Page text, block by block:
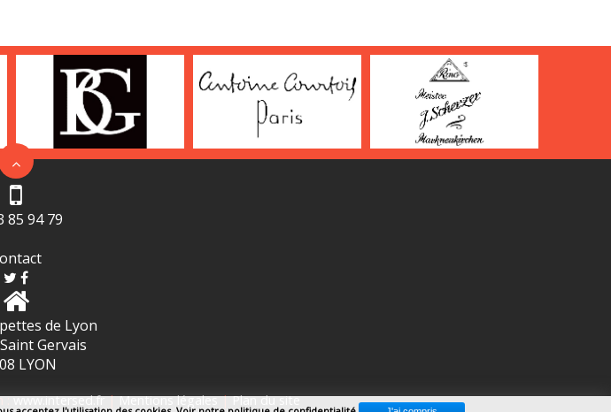
85 94 79
de Lyon
Gervais
LYON
:www.intersed.fr|Mentions légales|Plan du site